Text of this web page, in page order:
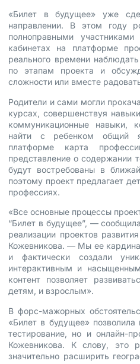
«Билет в будущее» уже
направлении. В этом году
полноправными
кабинетах на платформе
реального времени
по этапам проекта и
сложности или вместе
Родители и сами могли
курсах, совершенствуя
коммуникационные навыки,
найти с ребенком общий
платформе карта
представление о содержании
будут востребованы в
поэтому проект предлагает
профессиях.
«Все основные процессы
“Билет в будущее”, —
реализации проектов
Кожевникова. — Мы ее
и фактически создали
интерактивным и
контент позволяет
детям, и взрослым».
В форс-мажорных
«Билет в будущее» позволила
тестирование, но и онлайн-
Кожевникова. К слову, это
значительно расширить